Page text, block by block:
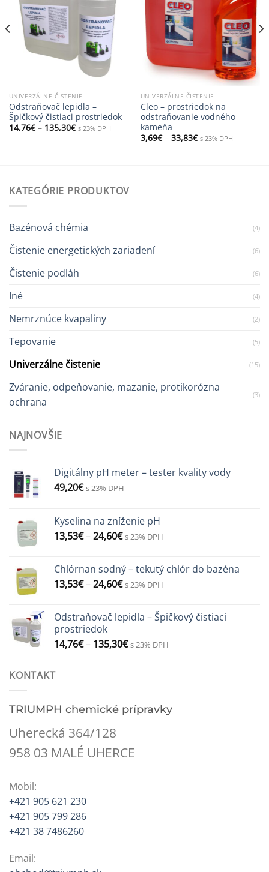
UNIVERZÁLNE ČISTENIE
Odstraňovač lepidla –
Špičkový čistiaci prostriedok
14,76€– 135,30€ s 23% DPH
UNIVERZÁLNE ČISTENIE
Cleo – prostriedok na
odstraňovanie vodného
kameňa
3,69€– 33,83€ s 23% DPH
KATEGÓRIE PRODUKTOV
Bazénová chémia (4)
Čistenie energetických zariadení (6)
Čistenie podláh (6)
Iné (4)
Nemrznúce kvapaliny (2)
Tepovanie (5)
Univerzálne čistenie (15)
Zváranie, odpeňovanie, mazanie, protikorózna
ochrana
(3)
NAJNOVŠIE
Digitálny pH meter – tester kvality vody
49,20€ s 23% DPH
Kyselina na zníženie pH
13,53€–24,60€ s 23% DPH
Chlórnan sodný – tekutý chlór do bazéna
13,53€–24,60€ s 23% DPH
Odstraňovač lepidla – Špičkový čistiaci
prostriedok
14,76€– 135,30€ s 23% DPH
KONTAKT
TRIUMPH chemické prípravky
Uherecká 364/128
958 03 MALÉ UHERCE
Mobil:
+421 905 621 230
+421 905 799 286
+421 38 7486260
Email: